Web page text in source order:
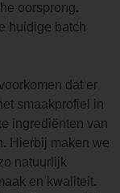
oorsprong.
huidige batch
dat er
smaakprofiel in
ingrediënten van
Hierbij maken we
natuurlijk
en kwaliteit.